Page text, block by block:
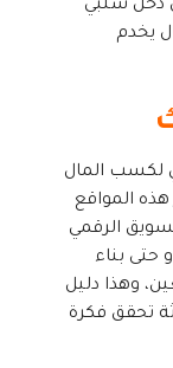
دخل سلبي
يخدم
لكسب المال
المواقع
الرقمي
حتى بناء
وهذا دليل
تحقق فكرة